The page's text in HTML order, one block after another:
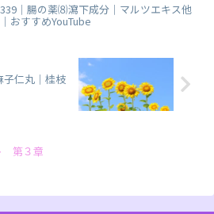
339｜腸の薬⑻瀉下成分｜マルツエキス他
｜おすすめYouTube
仁丸｜桂枝
第３章